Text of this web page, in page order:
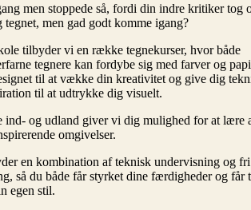
men stoppede så, fordi din indre kritiker tog
tegnet, men gad godt komme igang?
tilbyder vi en række tegnekurser, hvor både
tegnere kan fordybe sig med farver og
til at vække din kreativitet og give dig
til at udtrykke dig visuelt.
ind- og udland giver vi dig mulighed for at lære
omgivelser.
en kombination af teknisk undervisning og fri
så du både får styrket dine færdigheder og får
egen stil.